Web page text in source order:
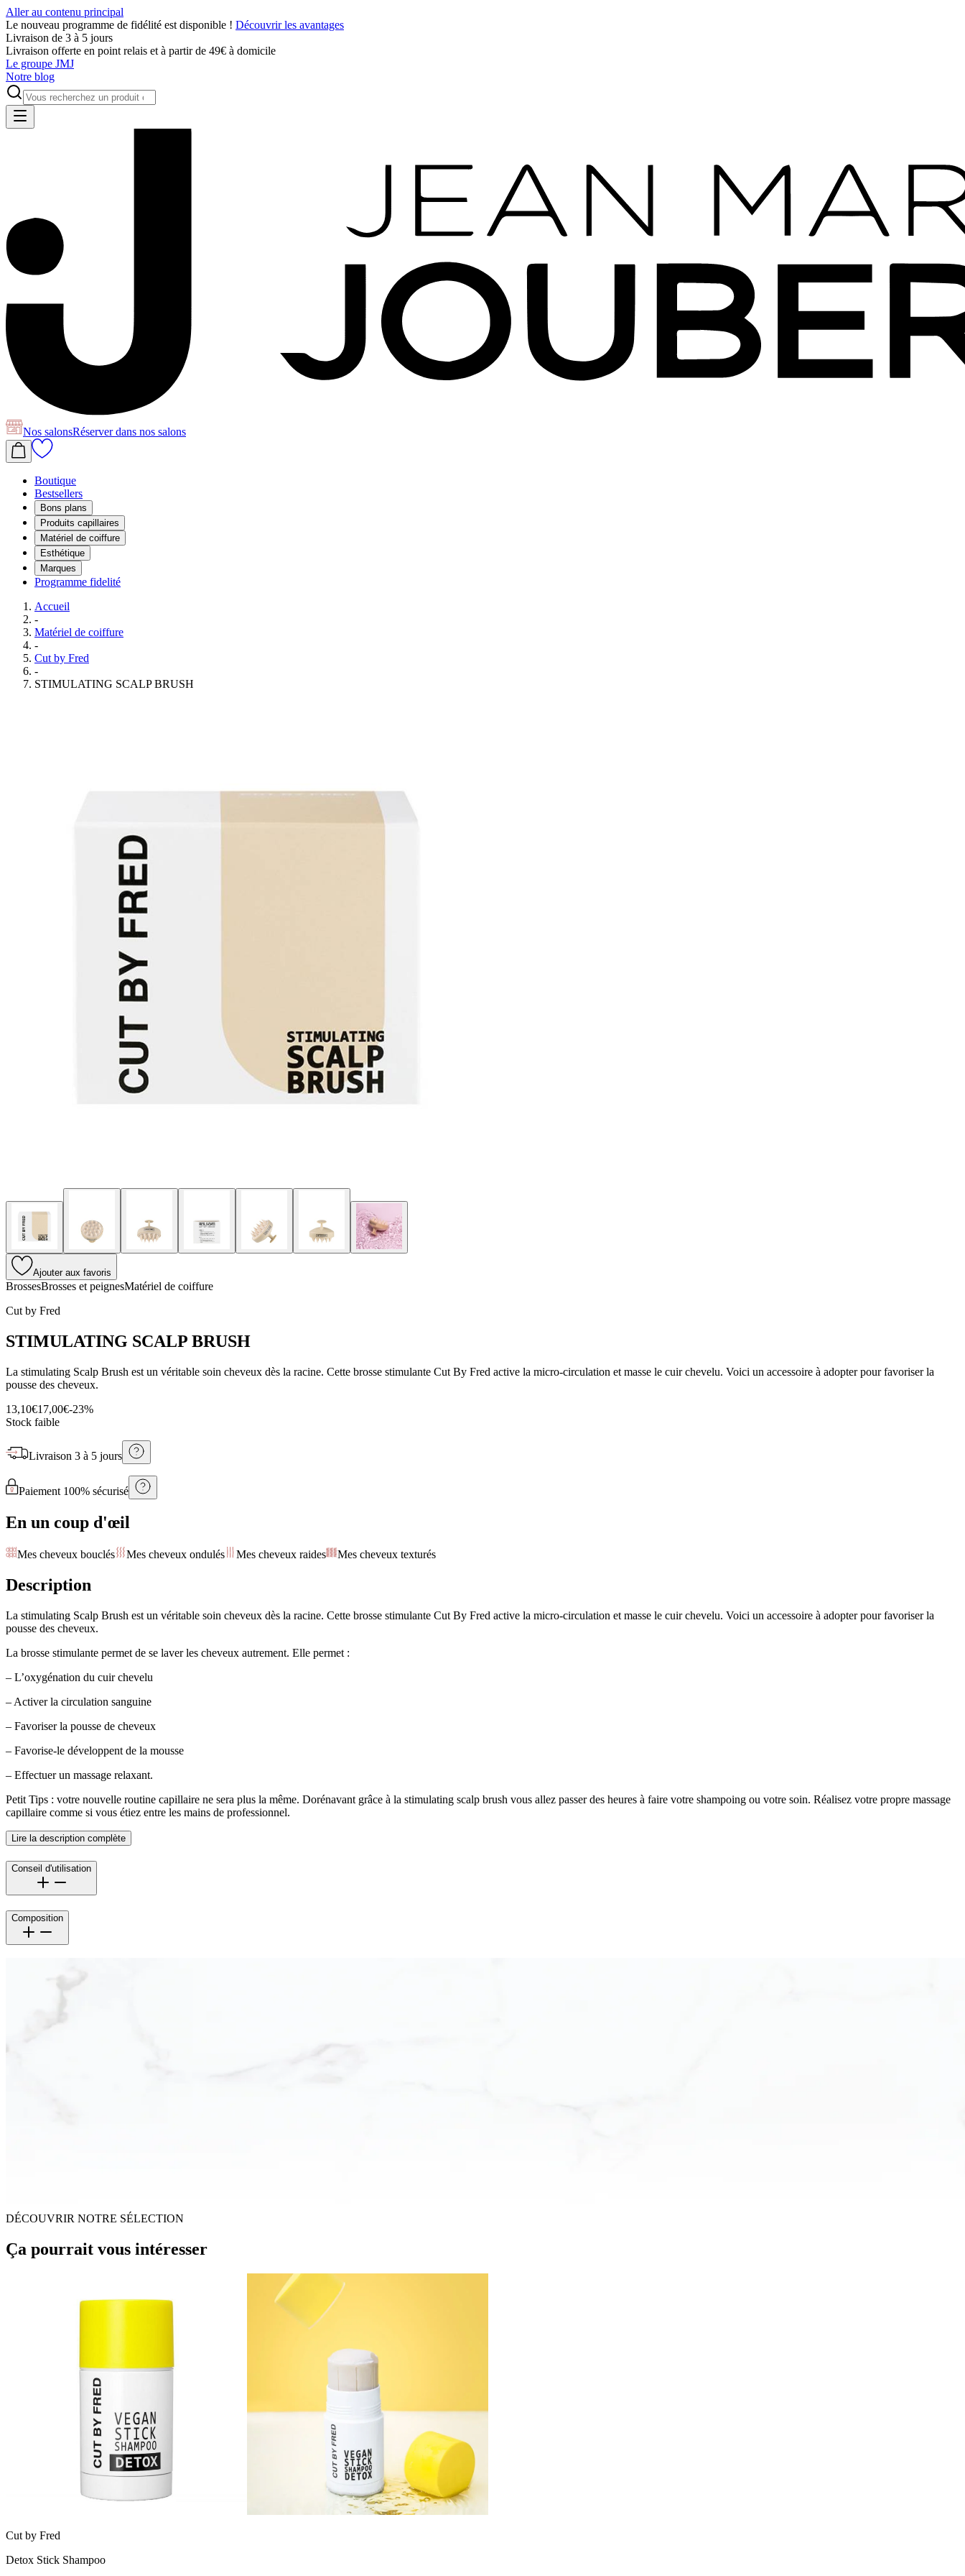
Aller au contenu principal
Le nouveau programme de fidélité est disponible ! Découvrir les avantages
Livraison de 3 à 5 jours
Livraison offerte en point relais et à partir de 49€ à domicile
Le groupe JMJ
Notre blog
Nos salonsRéserverdans nos salons
Boutique
Bestsellers
Bons plans
Produits capillaires
Matériel de coiffure
Esthétique
Marques
Programme fidelité
Accueil
-
Matériel de coiffure
-
Cut by Fred
-
STIMULATING SCALP BRUSH
Ajouter aux favoris
BrossesBrosses et peignesMatériel de coiffure
Cut by Fred
STIMULATING SCALP BRUSH
La stimulating Scalp Brush est un véritable soin cheveux dès la racine. Cette brosse stimulante Cut By Fred active la micro-circulation et masse le cuir chevelu. Voici un accessoire à adopter pour favoriser la
pousse des cheveux.
13,10€17,00€-23%
Stock faible
Livraison 3 à 5 jours
Paiement 100% sécurisé
En un coup d'œil
Mes cheveux bouclés Mes cheveux ondulés Mes cheveux raides Mes cheveux texturés
Description
La stimulating Scalp Brush est un véritable soin cheveux dès la racine. Cette brosse stimulante Cut By Fred active la micro-circulation et masse le cuir chevelu. Voici un accessoire à adopter pour favoriser la
pousse des cheveux.
La brosse stimulante permet de se laver les cheveux autrement. Elle permet :
– L’oxygénation du cuir chevelu
– Activer la circulation sanguine
– Favoriser la pousse de cheveux
– Favorise-le développent de la mousse
– Effectuer un massage relaxant.
Petit Tips : votre nouvelle routine capillaire ne sera plus la même. Dorénavant grâce à la stimulating scalp brush vous allez passer des heures à faire votre shampoing ou votre soin. Réalisez votre propre massage
capillaire comme si vous étiez entre les mains de professionnel.
Lire la description complète
Conseil d'utilisation
Composition
DÉCOUVRIR NOTRE SÉLECTION
Ça pourrait vous intéresser
Cut by Fred
Detox Stick Shampoo